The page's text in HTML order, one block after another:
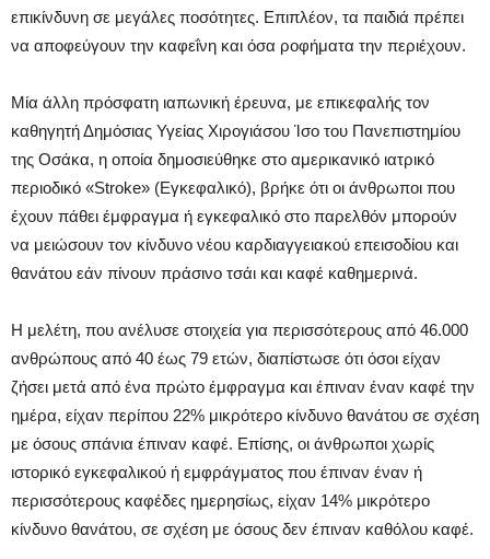
επικίνδυνη σε μεγάλες ποσότητες. Επιπλέον, τα παιδιά πρέπει
να αποφεύγουν την καφεΐνη και όσα ροφήματα την περιέχουν.
Μία άλλη πρόσφατη ιαπωνική έρευνα, με επικεφαλής τον
καθηγητή Δημόσιας Υγείας Χιρογιάσου Ίσο του Πανεπιστημίου
της Οσάκα, η οποία δημοσιεύθηκε στο αμερικανικό ιατρικό
περιοδικό «Stroke» (Εγκεφαλικό), βρήκε ότι οι άνθρωποι που
έχουν πάθει έμφραγμα ή εγκεφαλικό στο παρελθόν μπορούν
να μειώσουν τον κίνδυνο νέου καρδιαγγειακού επεισοδίου και
θανάτου εάν πίνουν πράσινο τσάι και καφέ καθημερινά.
Η μελέτη, που ανέλυσε στοιχεία για περισσότερους από 46.000
ανθρώπους από 40 έως 79 ετών, διαπίστωσε ότι όσοι είχαν
ζήσει μετά από ένα πρώτο έμφραγμα και έπιναν έναν καφέ την
ημέρα, είχαν περίπου 22% μικρότερο κίνδυνο θανάτου σε σχέση
με όσους σπάνια έπιναν καφέ. Επίσης, οι άνθρωποι χωρίς
ιστορικό εγκεφαλικού ή εμφράγματος που έπιναν έναν ή
περισσότερους καφέδες ημερησίως, είχαν 14% μικρότερο
κίνδυνο θανάτου, σε σχέση με όσους δεν έπιναν καθόλου καφέ.